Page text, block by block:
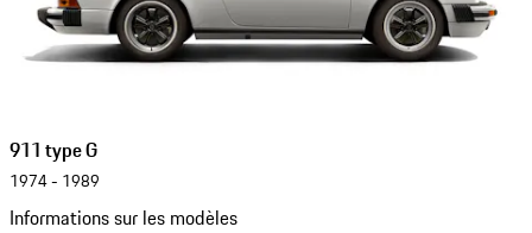
911 type G
1974 - 1989
Informations sur les modèles